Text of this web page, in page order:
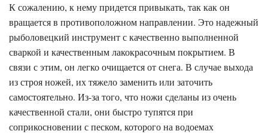
К сожалению, к нему придется привыкать, так как он
вращается в противоположном направлении. Это надежный
рыболовецкий инструмент с качественно выполненной
сваркой и качественным лакокрасочным покрытием. В
связи с этим, он легко очищается от снега. В случае выхода
из строя ножей, их тяжело заменить или заточить
самостоятельно. Из-за того, что ножи сделаны из очень
качественной стали, они быстро тупятся при
соприкосновении с песком, которого на водоемах